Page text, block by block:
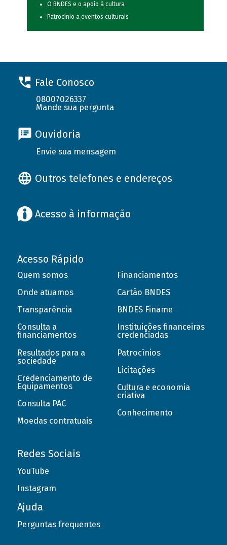
O BNDES e o apoio à cultura
Patrocínio a eventos culturais
Fale Conosco
08007026337
Mande sua pergunta
Ouvidoria
Envie sua mensagem
Outros telefones e endereços
Acesso à informação
Acesso Rápido
Quem somos
Onde atuamos
Transparência
Consulta a
financiamentos
Resultados para a
sociedade
Credenciamento de
Equipamentos
Consulta PAC
Moedas contratuais
Financiamentos
Cartão BNDES
BNDES Finame
Instituições financeiras
credenciadas
Patrocínios
Licitações
Cultura e economia
criativa
Conhecimento
Redes Sociais
YouTube
Instagram
Ajuda
Perguntas frequentes